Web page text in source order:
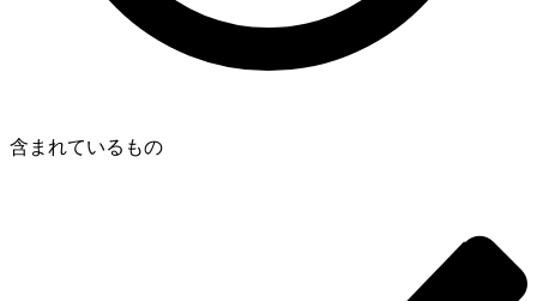
含まれているもの